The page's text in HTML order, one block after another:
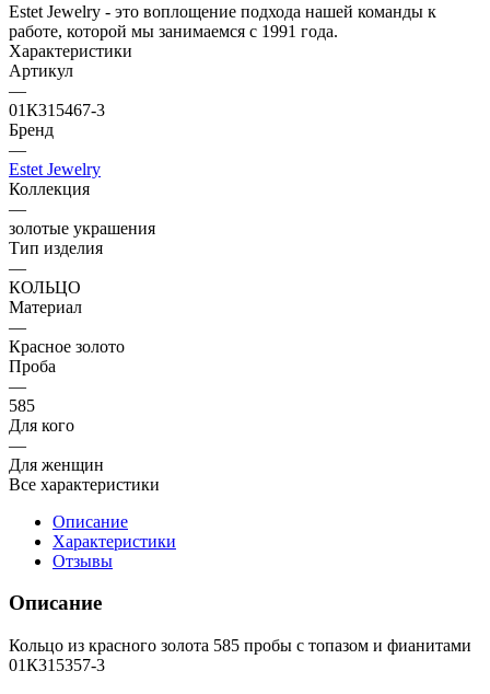
Estet Jewelry - это воплощение подхода нашей команды к
работе, которой мы занимаемся с 1991 года.
Характеристики
Артикул
—
01К315467-3
Бренд
—
Estet Jewelry
Коллекция
—
золотые украшения
Тип изделия
—
КОЛЬЦО
Материал
—
Красное золото
Проба
—
585
Для кого
—
Для женщин
Все характеристики
Описание
Характеристики
Отзывы
Описание
Кольцо из красного золота 585 пробы с топазом и фианитами
01К315357-3